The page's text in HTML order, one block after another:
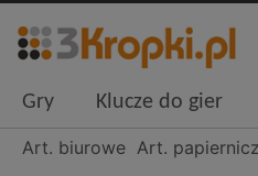
Gry Klucze do gier
Art. biurowe Art.